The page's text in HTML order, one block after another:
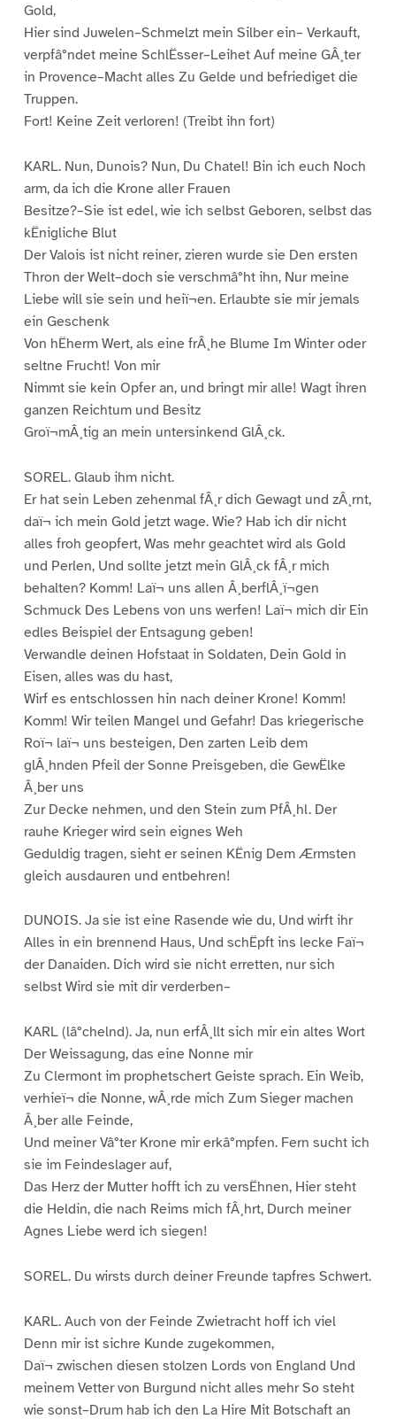
Gold,
Hier sind Juwelen–Schmelzt mein Silber ein– Verkauft,
verpfâ°ndet meine SchlËsser–Leihet Auf meine GÂ¸ter
in Provence–Macht alles Zu Gelde und befriediget die
Truppen.
Fort! Keine Zeit verloren! (Treibt ihn fort)
KARL. Nun, Dunois? Nun, Du Chatel! Bin ich euch Noch
arm, da ich die Krone aller Frauen
Besitze?–Sie ist edel, wie ich selbst Geboren, selbst das
kËnigliche Blut
Der Valois ist nicht reiner, zieren wurde sie Den ersten
Thron der Welt–doch sie verschmâ°ht ihn, Nur meine
Liebe will sie sein und heiï¬en. Erlaubte sie mir jemals
ein Geschenk
Von hËherm Wert, als eine frÂ¸he Blume Im Winter oder
seltne Frucht! Von mir
Nimmt sie kein Opfer an, und bringt mir alle! Wagt ihren
ganzen Reichtum und Besitz
Groï¬mÂ¸tig an mein untersinkend GlÂ¸ck.
SOREL. Glaub ihm nicht.
Er hat sein Leben zehenmal fÂ¸r dich Gewagt und zÂ¸rnt,
daï¬ ich mein Gold jetzt wage. Wie? Hab ich dir nicht
alles froh geopfert, Was mehr geachtet wird als Gold
und Perlen, Und sollte jetzt mein GlÂ¸ck fÂ¸r mich
behalten? Komm! Laï¬ uns allen Â¸berflÂ¸ï¬gen
Schmuck Des Lebens von uns werfen! Laï¬ mich dir Ein
edles Beispiel der Entsagung geben!
Verwandle deinen Hofstaat in Soldaten, Dein Gold in
Eisen, alles was du hast,
Wirf es entschlossen hin nach deiner Krone! Komm!
Komm! Wir teilen Mangel und Gefahr! Das kriegerische
Roï¬ laï¬ uns besteigen, Den zarten Leib dem
glÂ¸hnden Pfeil der Sonne Preisgeben, die GewËlke
Â¸ber uns
Zur Decke nehmen, und den Stein zum PfÂ¸hl. Der
rauhe Krieger wird sein eignes Weh
Geduldig tragen, sieht er seinen KËnig Dem Ærmsten
gleich ausdauren und entbehren!
DUNOIS. Ja sie ist eine Rasende wie du, Und wirft ihr
Alles in ein brennend Haus, Und schËpft ins lecke Faï¬
der Danaiden. Dich wird sie nicht erretten, nur sich
selbst Wird sie mit dir verderben–
KARL (lâ°chelnd). Ja, nun erfÂ¸llt sich mir ein altes Wort
Der Weissagung, das eine Nonne mir
Zu Clermont im prophetschert Geiste sprach. Ein Weib,
verhieï¬ die Nonne, wÂ¸rde mich Zum Sieger machen
Â¸ber alle Feinde,
Und meiner Vâ°ter Krone mir erkâ°mpfen. Fern sucht ich
sie im Feindeslager auf,
Das Herz der Mutter hofft ich zu versËhnen, Hier steht
die Heldin, die nach Reims mich fÂ¸hrt, Durch meiner
Agnes Liebe werd ich siegen!
SOREL. Du wirsts durch deiner Freunde tapfres Schwert.
KARL. Auch von der Feinde Zwietracht hoff ich viel
Denn mir ist sichre Kunde zugekommen,
Daï¬ zwischen diesen stolzen Lords von England Und
meinem Vetter von Burgund nicht alles mehr So steht
wie sonst–Drum hab ich den La Hire Mit Botschaft an